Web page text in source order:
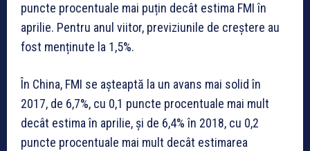
puncte procentuale mai puțin decât estima FMI în
aprilie. Pentru anul viitor, previziunile de creștere au
fost menținute la 1,5%.
În China, FMI se așteaptă la un avans mai solid în
2017, de 6,7%, cu 0,1 puncte procentuale mai mult
decât estima în aprilie, și de 6,4% în 2018, cu 0,2
puncte procentuale mai mult decât estimarea